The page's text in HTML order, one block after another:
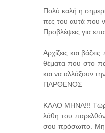
Πολύ καλή η
πες του αυτά που
Προβλέψεις για
Αρχίζεις και
θέματα που στο
και να αλλάξουν
ΠΑΡΘΕΝΟΣ
ΚΑΛΟ ΜΗΝΑ!!! Τώρα
λάθη του
σου πρόσωπο. Μην